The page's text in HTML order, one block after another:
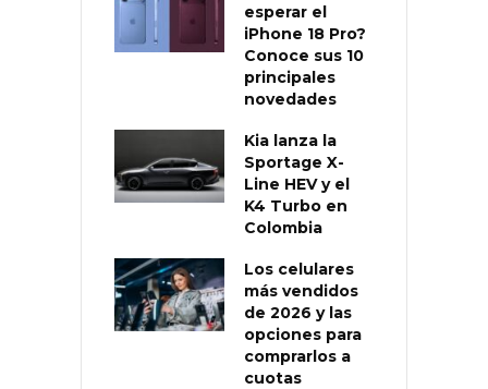
esperar el
iPhone 18 Pro?
Conoce sus 10
principales
novedades
Kia lanza la
Sportage X-
Line HEV y el
K4 Turbo en
Colombia
Los celulares
más vendidos
de 2026 y las
opciones para
comprarlos a
cuotas